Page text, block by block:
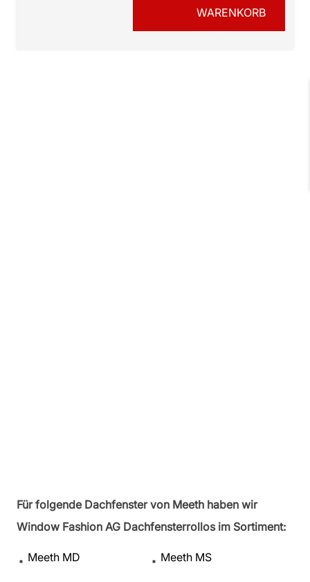
WARENKORB
Für folgende Dachfenster von Meeth haben wir
Window Fashion AG Dachfensterrollos im Sortiment:
Meeth MD Meeth MS